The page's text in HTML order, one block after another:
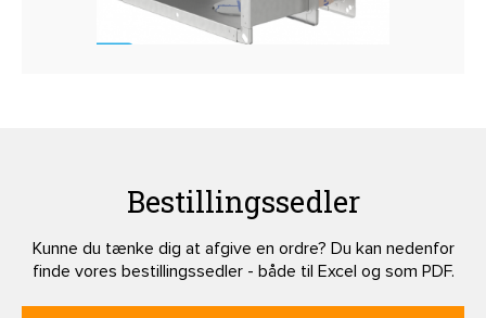
Bestillingssedler
Kunne du tænke dig at afgive en ordre? Du kan nedenfor
finde vores bestillingssedler - både til Excel og som PDF.